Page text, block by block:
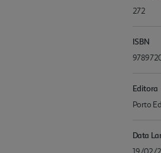
272
ISBN
Editora
Porto
Data